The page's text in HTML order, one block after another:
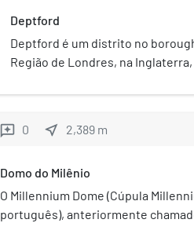
Deptford
Deptford é um distrito no
Região de Londres, na Inglaterra,
Henrique VIII de Inglaterra
reviews 0 near_me 2,389 m
Domo do Milênio
O Millennium Dome (Cúpula
português), anteriormente